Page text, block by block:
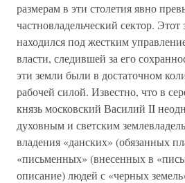
размерам в эти столетия явно
частновладельческий сектор.
находился под жестким
власти, следившей за его
эти земли были в достаточном
рабочей силой. Известно, что в
князь московский Василий II
духовным и светским
владения «данских» (обязанных
«письменных» (внесенных в
описание) людей с «черных